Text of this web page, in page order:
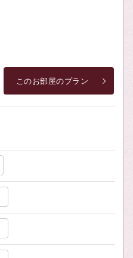
このお部屋のプラン